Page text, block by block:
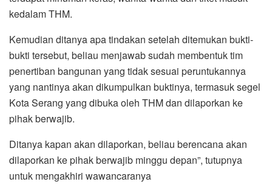
kedalam THM.
Kemudian ditanya apa tindakan setelah ditemukan bukti-
bukti tersebut, beliau menjawab sudah membentuk tim
penertiban bangunan yang tidak sesuai peruntukannya
yang nantinya akan dikumpulkan buktinya, termasuk segel
Kota Serang yang dibuka oleh THM dan dilaporkan ke
pihak berwajib.
Ditanya kapan akan dilaporkan, beliau berencana akan
dilaporkan ke pihak berwajib minggu depan”, tutupnya
untuk mengakhiri wawancaranya